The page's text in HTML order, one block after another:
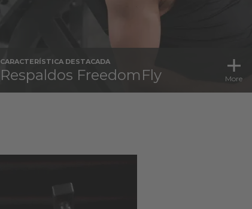
CARACTERÍSTICA DESTACADA
Respaldos FreedomFly More